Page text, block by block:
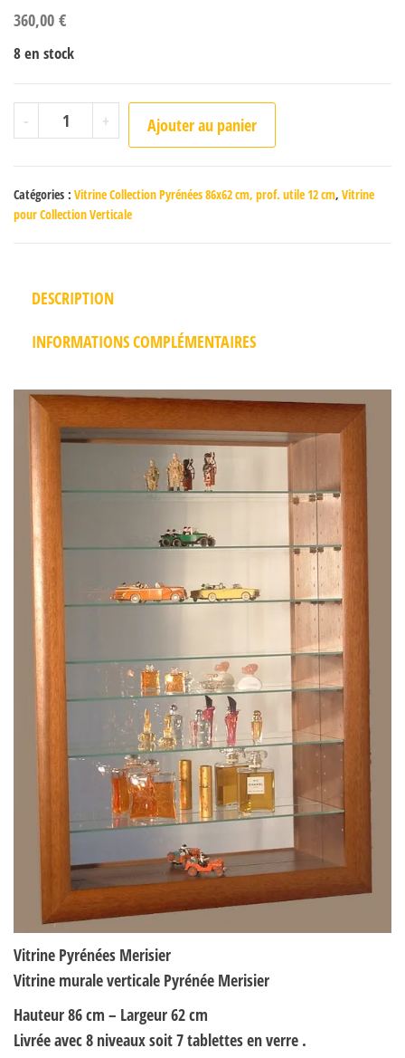
360,00 €
8 en stock
- quantité de Pyrénées merisier
+ Ajouter au panier
Catégories : Vitrine Collection Pyrénées 86x62 cm, prof. utile 12 cm, Vitrine
pour Collection Verticale
DESCRIPTION
INFORMATIONS COMPLÉMENTAIRES
Vitrine Pyrénées Merisier
Vitrine murale verticale Pyrénée Merisier
Hauteur 86 cm – Largeur 62 cm
Livrée avec 8 niveaux soit 7 tablettes en verre .